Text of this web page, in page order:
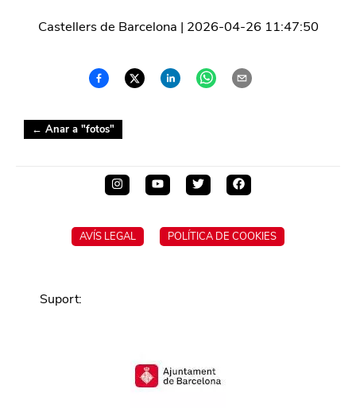
Castellers de Barcelona | 2026-04-26 11:47:50
← Anar a "fotos"
AVÍS LEGAL POLÍTICA DE COOKIES
Suport: